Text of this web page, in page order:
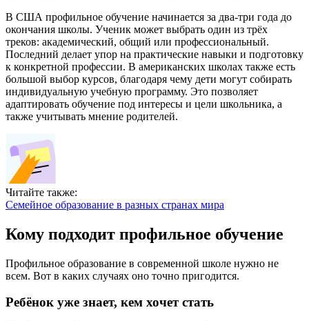
В США профильное обучение начинается за два-три года до
окончания школы. Ученик может выбрать один из трёх
треков: академический, общий или профессиональный.
Последний делает упор на практические навыки и подготовку
к конкретной профессии. В американских школах также есть
большой выбор курсов, благодаря чему дети могут собирать
индивидуальную учебную программу. Это позволяет
адаптировать обучение под интересы и цели школьника, а
также учитывать мнение родителей.
Читайте также:
Семейное образование в разных странах мира
Кому подходит профильное обучение
Профильное образование в современной школе нужно не
всем. Вот в каких случаях оно точно пригодится.
Ребёнок уже знает, кем хочет стать